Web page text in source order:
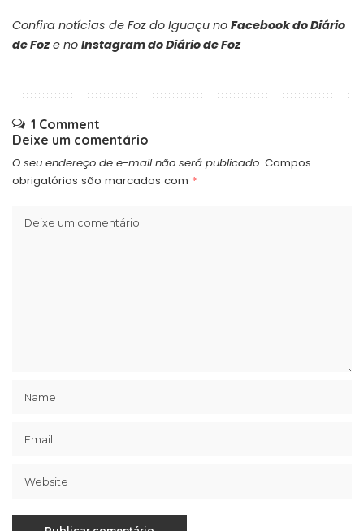
Confira notícias de Foz do Iguaçu no Facebook do Diário
de Foze no Instagram do Diário de Foz
1 Comment
Deixe um comentário
O seu endereço de e-mail não será publicado. Campos
obrigatórios são marcados com *